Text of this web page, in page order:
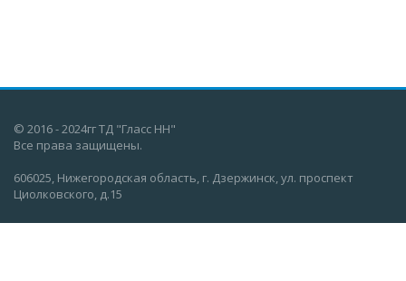
© 2016 - 2024гг ТД "Гласс НН"
Все права защищены.
606025, Нижегородская область, г. Дзержинск, ул. проспект
Циолковского, д.15